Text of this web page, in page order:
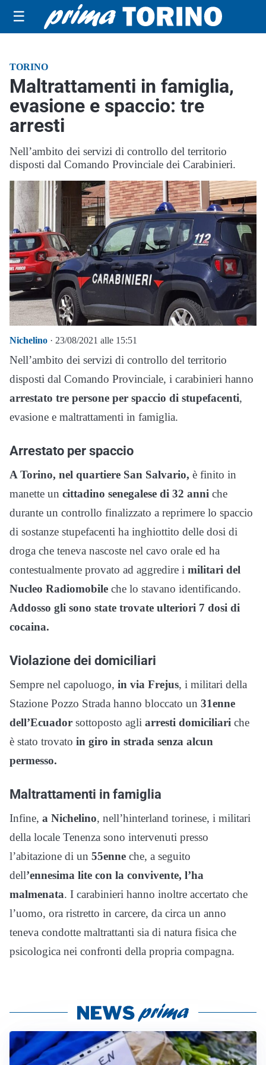
☰
TORINO
Maltrattamenti in famiglia,
evasione e spaccio: tre
arresti
Nell’ambito dei servizi di controllo del territorio
disposti dal Comando Provinciale dei Carabinieri.
Nichelino · 23/08/2021 alle 15:51
Nell’ambito dei servizi di controllo del territorio
disposti dal Comando Provinciale, i carabinieri hanno
arrestato tre persone per spaccio di stupefacenti,
evasione e maltrattamenti in famiglia.
Arrestato per spaccio
A Torino, nel quartiere San Salvario, è finito in
manette un cittadino senegalese di 32 anni che
durante un controllo finalizzato a reprimere lo spaccio
di sostanze stupefacenti ha inghiottito delle dosi di
droga che teneva nascoste nel cavo orale ed ha
contestualmente provato ad aggredire i militari del
Nucleo Radiomobile che lo stavano identificando.
Addosso gli sono state trovate ulteriori 7 dosi di
cocaina.
Violazione dei domiciliari
Sempre nel capoluogo, in via Frejus, i militari della
Stazione Pozzo Strada hanno bloccato un 31enne
dell’Ecuador sottoposto agli arresti domiciliari che
è stato trovato in giro in strada senza alcun
permesso.
Maltrattamenti in famiglia
Infine, a Nichelino, nell’hinterland torinese, i militari
della locale Tenenza sono intervenuti presso
l’abitazione di un 55enne che, a seguito
dell’ennesima lite con la convivente, l’ha
malmenata. I carabinieri hanno inoltre accertato che
l’uomo, ora ristretto in carcere, da circa un anno
teneva condotte maltrattanti sia di natura fisica che
psicologica nei confronti della propria compagna.